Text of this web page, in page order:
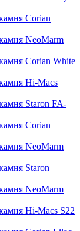
Corian
NeoMarm
Corian White
Hi-Macs
Staron FA-
Corian
NeoMarm
Staron
NeoMarm
Hi-Macs S22